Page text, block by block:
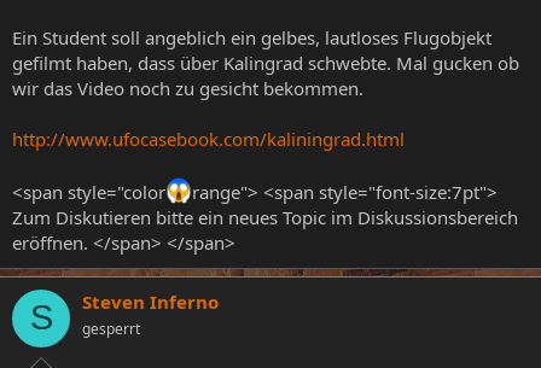
Ein Student soll angeblich ein gelbes, lautloses Flugobjekt
gefilmt haben, dass über Kalingrad schwebte. Mal gucken ob
wir das Video noch zu gesicht bekommen.
http://www.ufocasebook.com/kaliningrad.html
<span style="color
range"> <span style="font-size:7pt">
Zum Diskutieren bitte ein neues Topic im Diskussionsbereich
eröffnen. </span> </span>
S Steven Inferno
gesperrt